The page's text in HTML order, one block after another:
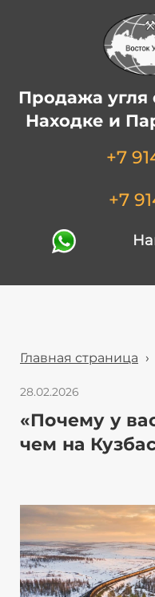
Продажа угля
Находке и
+7
+7
Главная страница ›
28.02.2026
«Почему у
чем на